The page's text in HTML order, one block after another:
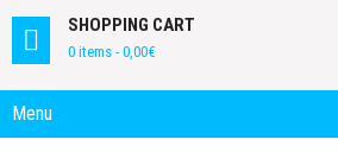
SHOPPING CART
0 items - 0,00€
Menu